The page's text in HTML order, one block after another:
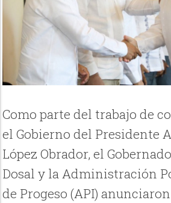
Como parte del trabajo de
el Gobierno del Presidente
López Obrador, el
Dosal y la Administración
de Progeso (API)